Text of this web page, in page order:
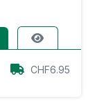
CHF6.95